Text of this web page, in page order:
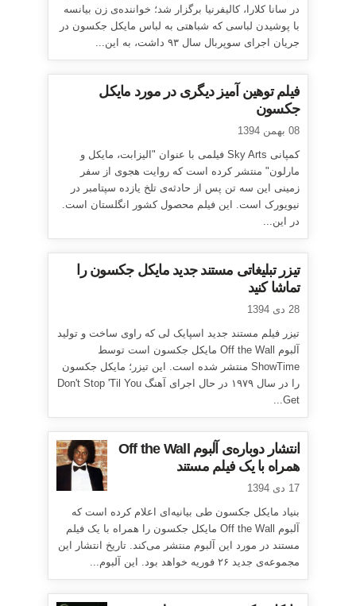
در سانا کلارا، کالیفرنیا برگزار شد؛ خواننده‌ی زن بیانسه
با پوشیدن لباسی که شباهتی به لباس مایکل جکسون در
جریان اجرای سوپربال سال ۹۳ داشت، به این...
فیلم توهین آمیز دیگری در مورد مایکل
جکسون
08 بهمن 1394
کمپانی Sky Arts فیلمی با عنوان "الیزابت، مایکل و
مارلون" منتشر کرده است که روایت هجوی از سفر
زمینی این سه تن پس از حادثه‌ی تلخ یازده سپتامبر در
نیویورک است. این فیلم محصول کشور انگلستان است.
در این...
تیزر تبلیغاتی مستند جدید مایکل جکسون را
تماشا کنید
28 دی 1394
تیزر فیلم مستند جدید اسپایک لی که راوی ساخت و تولید
آلبوم Off the Wall مایکل جکسون است توسط
ShowTime منتشر شده است. این تیزر؛ مایکل جکسون
را در سال ۱۹۷۹ در حال اجرای آهنگ Don't Stop 'Til You
Get...
انتشار دوباره‌ی آلبوم Off the Wall
همراه با یک فیلم مستند
17 دی 1394
بنیاد مایکل جکسون طی بیانیه‌ای اعلام کرده است که
آلبوم Off the Wall مایکل جکسون را همراه با یک فیلم
مستند در مورد این آلبوم منتشر می‌کند. تاریخ انتشار این
مجموعه‌ی جدید ۲۶ فوریه خواهد بود. این آلبوم...